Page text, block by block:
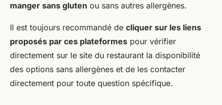
manger sans gluten ou sans autres allergènes.
Il est toujours recommandé de cliquer sur les liens
proposés par ces plateformes pour vérifier
directement sur le site du restaurant la disponibilité
des options sans allergènes et de les contacter
directement pour toute question spécifique.